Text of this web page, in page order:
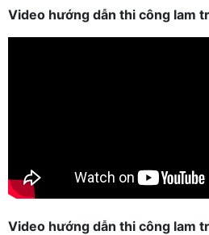
Video hướng dẫn thi công lam
Video hướng dẫn thi công lam